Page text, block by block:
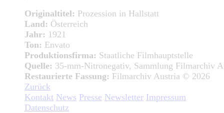
Originaltitel: Prozession in Hallstatt
Land: Österreich
Jahr: 1921
Ton: Envato
Produktionsfirma: Staatliche Filmhauptstelle
Quelle: 35-mm-Nitronegativ, Sammlung Filmarchiv
Restaurierte Fassung: Filmarchiv Austria © 2026
Zurück
Kontakt News Presse Newsletter Impressum
Datenschutz